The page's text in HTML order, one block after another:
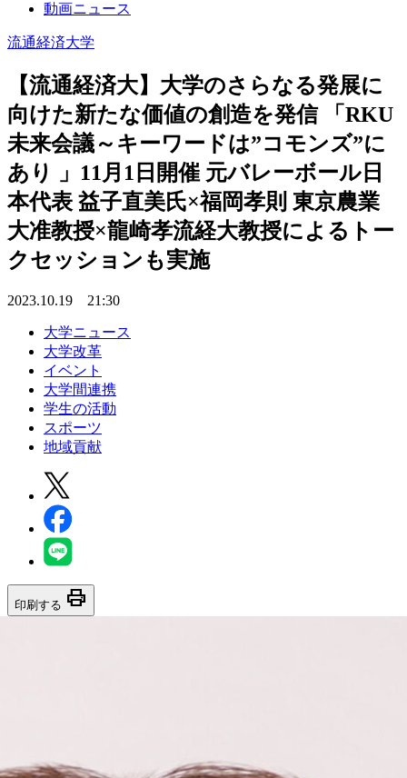
動画ニュース
流通経済大学
【流通経済大】大学のさらなる発展に
向けた新たな価値の創造を発信 「RKU
未来会議～キーワードは”コモンズ”に
あり 」11月1日開催 元バレーボール日
本代表 益子直美氏×福岡孝則 東京農業
大准教授×龍崎孝流経大教授によるトー
クセッションも実施
2023.10.19 21:30
大学ニュース
大学改革
イベント
大学間連携
学生の活動
スポーツ
地域貢献
印刷する print